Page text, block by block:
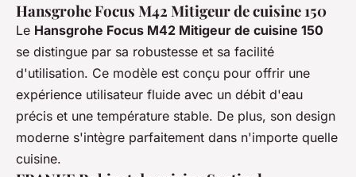
Hansgrohe Focus M42 Mitigeur de cuisine 150
Le Hansgrohe Focus M42 Mitigeur de cuisine 150
se distingue par sa robustesse et sa facilité
d'utilisation. Ce modèle est conçu pour offrir une
expérience utilisateur fluide avec un débit d'eau
précis et une température stable. De plus, son design
moderne s'intègre parfaitement dans n'importe quelle
cuisine.